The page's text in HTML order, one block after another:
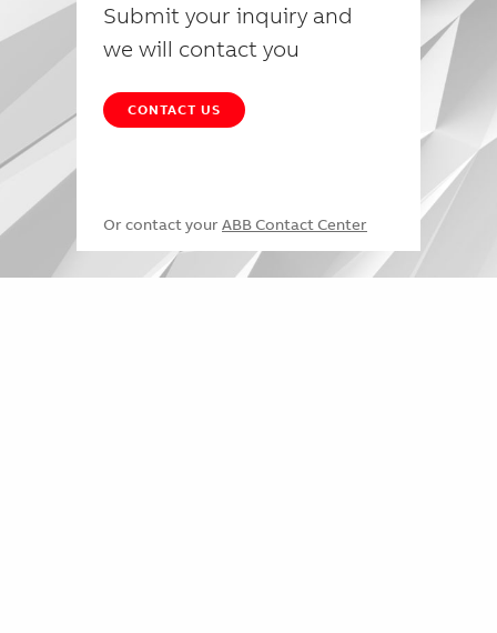
Submit your inquiry and
we will contact you
CONTACT US
Or contact your ABB Contact Center